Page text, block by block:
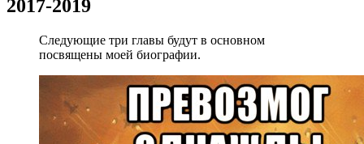
2017-2019
Следующие три главы будут в основном
посвящены моей биографии.